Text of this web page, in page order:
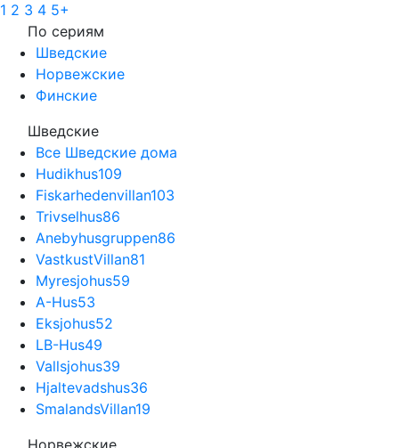
1 2 3 4 5+
По сериям
Шведские
Норвежские
Финские
Шведские
Все Шведские дома
Hudikhus109
Fiskarhedenvillan103
Trivselhus86
Anebyhusgruppen86
VastkustVillan81
Myresjohus59
A-Hus53
Eksjohus52
LB-Hus49
Vallsjohus39
Hjaltevadshus36
SmalandsVillan19
Норвежские